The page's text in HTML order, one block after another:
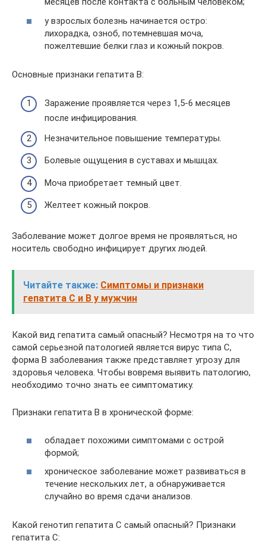
у взрослых болезнь начинается остро:
лихорадка, озноб, потемневшая моча,
пожелтевшие белки глаз и кожный покров.
Основные признаки гепатита В:
Заражение проявляется через 1,5-6 месяцев
после инфицирования.
Незначительное повышение температуры.
Болевые ощущения в суставах и мышцах.
Моча приобретает темный цвет.
Желтеет кожный покров.
Заболевание может долгое время не проявляться, но
носитель свободно инфицирует других людей.
Читайте также: Симптомы и признаки
гепатита С и В у мужчин
Какой вид гепатита самый опасный? Несмотря на то что
самой серьезной патологией является вирус типа С,
форма В заболевания также представляет угрозу для
здоровья человека. Чтобы вовремя выявить патологию,
необходимо точно знать ее симптоматику.
Признаки гепатита В в хронической форме:
обладает похожими симптомами с острой
формой;
хроническое заболевание может развиваться в
течение нескольких лет, а обнаруживается
случайно во время сдачи анализов.
Какой генотип гепатита С самый опасный? Признаки
гепатита С: